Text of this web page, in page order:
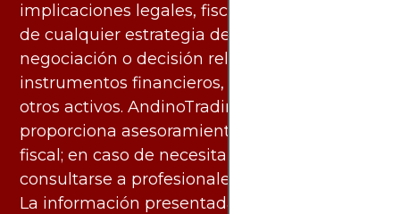
implicaciones legales, fiscales y contables
de cualquier estrategia de inversión,
negociación o decisión relacionada con
instrumentos financieros, materias primas u
otros activos. AndinoTrading.com no
proporciona asesoramiento legal, contable o
fiscal; en caso de necesitarlo, debe
consultarse a profesionales especializados.
La información presentada por